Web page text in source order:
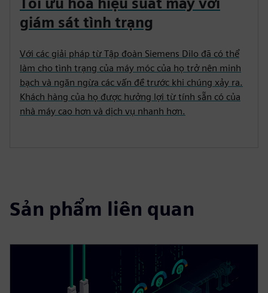
giám sát tình trạng
Với các giải pháp từ Tập đoàn Siemens Dilo đã có thể
làm cho tình trạng của máy móc của họ trở nên minh
bạch và ngăn ngừa các vấn đề trước khi chúng xảy ra.
Khách hàng của họ được hưởng lợi từ tính sẵn có của
nhà máy cao hơn và dịch vụ nhanh hơn.
Sản phẩm liên quan